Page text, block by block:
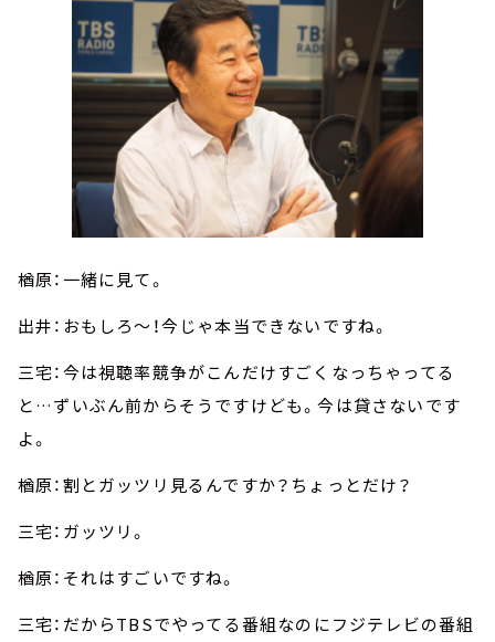
楢原：一緒に見て。
出井：おもしろ～！今じゃ本当できないですね。
三宅：今は視聴率競争がこんだけすごくなっちゃってる
と…ずいぶん前からそうですけども。今は貸さないです
よ。
楢原：割とガッツリ見るんですか？ちょっとだけ？
三宅：ガッツリ。
楢原：それはすごいですね。
三宅：だからTBSでやってる番組なのにフジテレビの番組